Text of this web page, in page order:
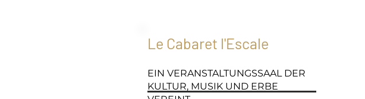
Le Cabaret l'Escale
EIN VERANSTALTUNGSSAAL DER
KULTUR, MUSIK UND ERBE